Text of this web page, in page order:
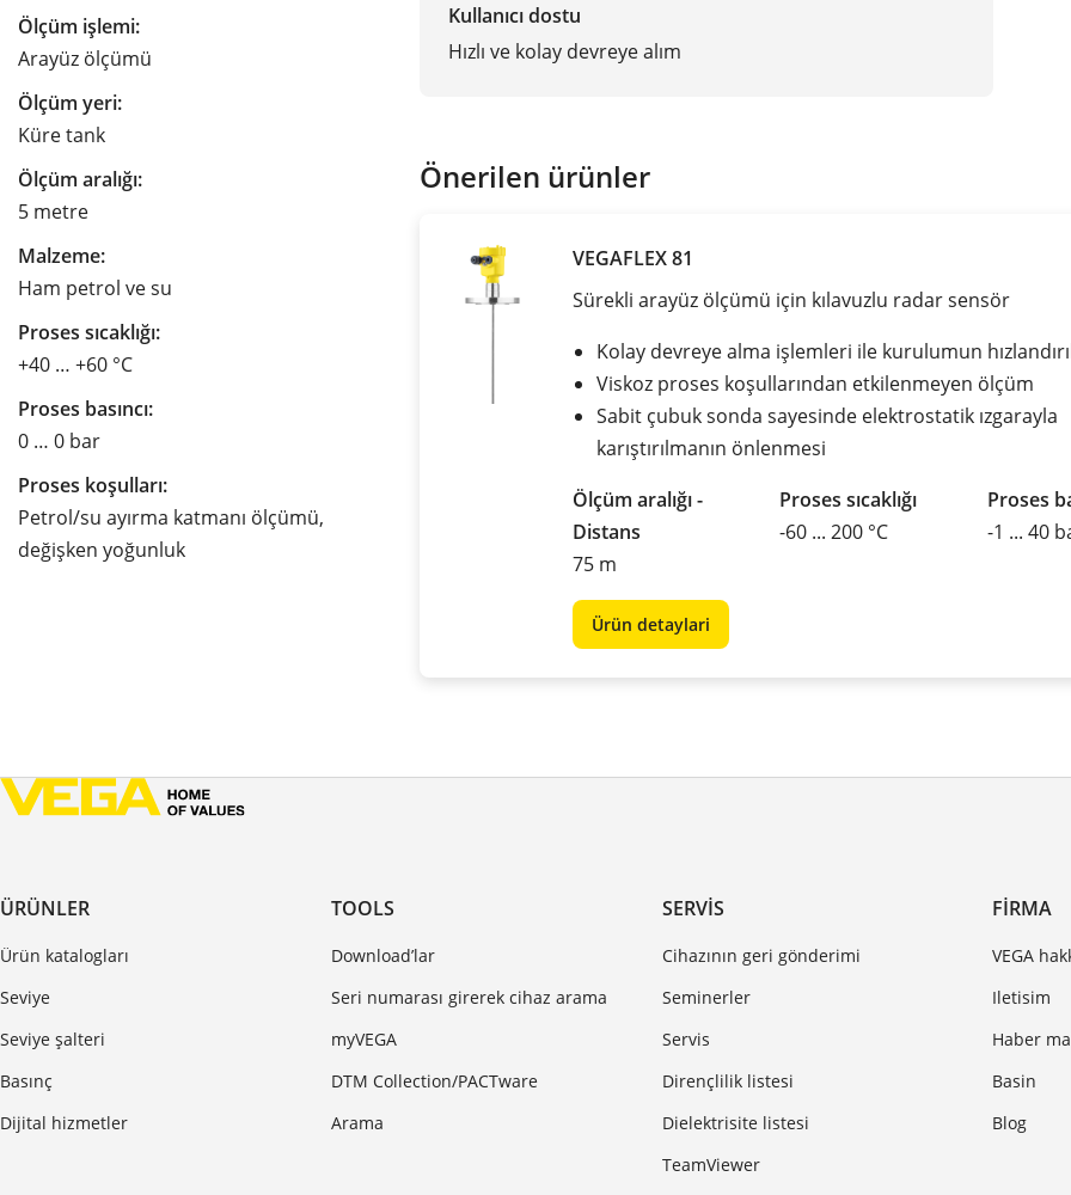
Ölçüm işlemi:
Arayüz ölçümü
Ölçüm yeri:
Küre tank
Ölçüm aralığı:
5 metre
Malzeme:
Ham petrol ve su
Proses sıcaklığı:
+40 … +60 °C
Proses basıncı:
0 … 0 bar
Proses koşulları:
Petrol/su ayırma katmanı ölçümü,
değişken yoğunluk
Kullanıcı dostu
Hızlı ve kolay devreye alım
Önerilen ürünler
VEGAFLEX 81
Sürekli arayüz ölçümü için kılavuzlu radar sensör
Kolay devreye alma işlemleri ile kurulumun
Viskoz proses koşullarından etkilenmeyen ölçüm
Sabit çubuk sonda sayesinde elektrostatik ızgarayla
karıştırılmanın önlenmesi
Ölçüm aralığı -
Distans
75 m
Proses sıcaklığı
-60 ... 200 °C
Proses
-1 ... 40
Ürün detaylari
ÜRÜNLER
Ürün katalogları
Seviye
Seviye şalteri
Basınç
Dijital hizmetler
TOOLS
Download’lar
Seri numarası girerek cihaz arama
myVEGA
DTM Collection/PACTware
Arama
SERVIS
Cihazının geri gönderimi
Seminerler
Servis
Dirençlilik listesi
Dielektrisite listesi
TeamViewer
FIRMA
VEGA
Iletisim
Haber
Basin
Blog